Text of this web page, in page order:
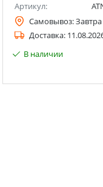
Артикул:
Самовывоз:Завтра
Доставка:
В наличии